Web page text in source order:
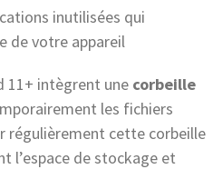
inutilisées qui
de votre appareil
11+ intègrent une corbeille
les fichiers
régulièrement cette corbeille
l’espace de stockage et